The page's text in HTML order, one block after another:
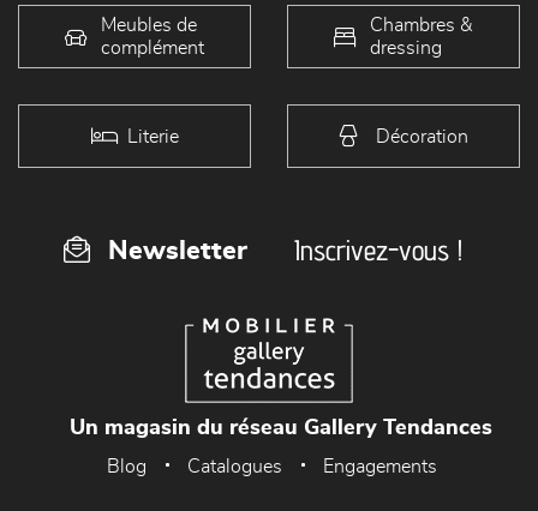
Meubles de
complément
Chambres &
dressing
Literie Décoration
Newsletter Inscrivez-vous !
Un magasin du réseau Gallery Tendances
Blog Catalogues Engagements